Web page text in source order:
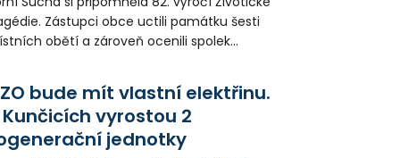
Zástupci obce uctili památku šesti
obětí a zároveň ocenili spolek
bude mít vlastní elektřinu.
Kunčicích vyrostou 2
jednotky